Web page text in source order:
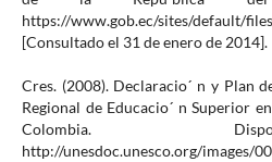
https://www.gob.ec/sites/default/
[Consultado el 31 de enero de 2014].
Cres. (2008). Declaracio´ n y Plan
Regional de Educacio´ n Superior
Colombia.
http://unesdoc.unesco.org/images/